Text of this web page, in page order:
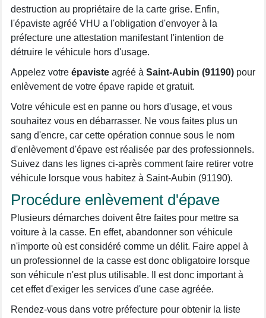
destruction au propriétaire de la carte grise. Enfin,
l'épaviste agréé VHU a l'obligation d'envoyer à la
préfecture une attestation manifestant l'intention de
détruire le véhicule hors d'usage.
Appelez votre épaviste agréé à Saint-Aubin (91190) pour
enlèvement de votre épave rapide et gratuit.
Votre véhicule est en panne ou hors d'usage, et vous
souhaitez vous en débarrasser. Ne vous faites plus un
sang d'encre, car cette opération connue sous le nom
d'enlèvement d'épave est réalisée par des professionnels.
Suivez dans les lignes ci-après comment faire retirer votre
véhicule lorsque vous habitez à Saint-Aubin (91190).
Procédure enlèvement d'épave
Plusieurs démarches doivent être faites pour mettre sa
voiture à la casse. En effet, abandonner son véhicule
n'importe où est considéré comme un délit. Faire appel à
un professionnel de la casse est donc obligatoire lorsque
son véhicule n'est plus utilisable. Il est donc important à
cet effet d'exiger les services d'une case agréée.
Rendez-vous dans votre préfecture pour obtenir la liste